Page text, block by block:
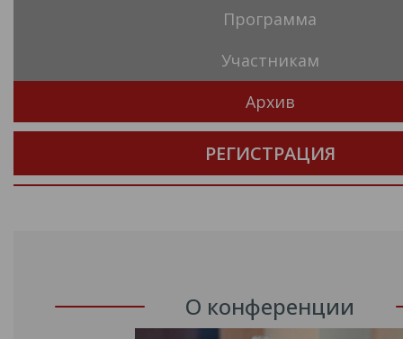
Программа
Участникам
Архив
РЕГИСТРАЦИЯ
О конференции